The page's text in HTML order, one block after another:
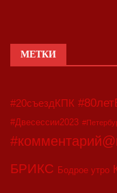
МЕТКИ
#20съездКПК
#Двесессии2023
БРИКС Бодрое утро